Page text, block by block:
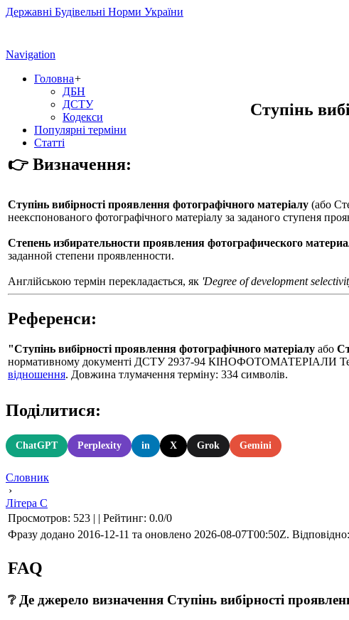
Державні Будівельні Норми України
Navigation
Головна+
ДБН
ДСТУ
Кодекси
Популярні терміни
Статті
Ступінь
👉 Визначення:
Ступінь вибірності проявлення фотографічного матеріалу (або
неекспонованого фотографічного матеріалу за заданого ступеня
Степень избирательности проявления фотографического
заданной степени проявленности.
Англійською термін перекладається, як 'Degree of development
Референси:
"Ступінь вибірності проявлення фотографічного матеріалу або
нормативному документі ДСТУ 2937-94 КІНОФОТОМАТЕРІАЛИ
відношення. Довжина тлумачення терміну: 334 символів.
Поділитися:
ChatGPT Perplexity in X Grok Gemini
Словник
›
Літера С
Просмотров: 523 | | Рейтинг: 0.0/0
Фразу додано 2016-12-11 та оновлено 2026-08-07T00:50Z.
FAQ
❔ Де джерело визначення Ступінь вибірності